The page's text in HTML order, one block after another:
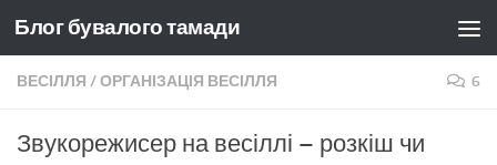
Skip to content
Блог бувалого тамади
ВЕСІЛЛЯ /ОРГАНІЗАЦІЯ ВЕСІЛЛЯ 6
Звукорежисер на весіллі – розкіш чи